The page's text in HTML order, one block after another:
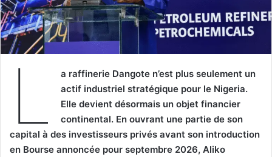
L
a raffinerie Dangote n’est plus seulement un
actif industriel stratégique pour le Nigeria.
Elle devient désormais un objet financier
continental. En ouvrant une partie de son
capital à des investisseurs privés avant son introduction
en Bourse annoncée pour septembre 2026, Aliko